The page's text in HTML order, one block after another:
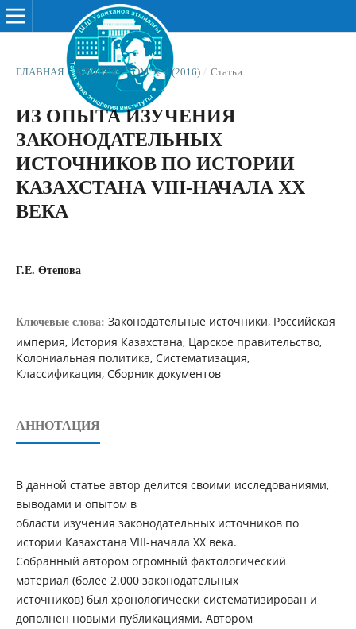
ГЛАВНАЯ / АРХИВЫ / ТОМ № 4 (2016) / Статьи
ИЗ ОПЫТА ИЗУЧЕНИЯ
ЗАКОНОДАТЕЛЬНЫХ
ИСТОЧНИКОВ ПО ИСТОРИИ
КАЗАХСТАНА VIII-НАЧАЛА XX
ВЕКА
Г.Е. Өтепова
Ключевые слова: Законодательные источники, Российская
империя, История Казахстана, Царское правительство,
Колониальная политика, Систематизация,
Классификация, Сборник документов
АННОТАЦИЯ
В данной статье автор делится своими исследованиями,
выводами и опытом в
области изучения законодательных источников по
истории Казахстана VIII-начала XX века.
Собранный автором огромный фактологический
материал (более 2.000 законодательных
источников) был хронологически систематизирован и
дополнен новыми публикациями. Автором